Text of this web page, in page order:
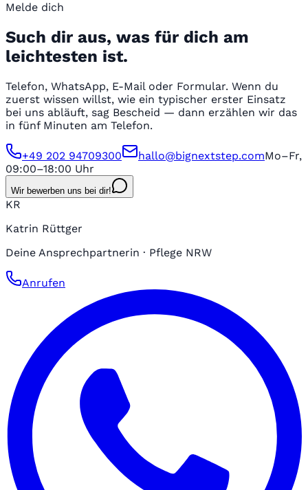
Melde dich
Such dir aus, was für dich am
leichtesten ist.
Telefon, WhatsApp, E-Mail oder Formular. Wenn du
zuerst wissen willst, wie ein typischer erster Einsatz
bei uns abläuft, sag Bescheid — dann erzählen wir das
in fünf Minuten am Telefon.
+49 202 94709300 hallo@bignextstep.comMo–Fr,
09:00–18:00 Uhr
Wir bewerben uns bei dir!
KR
Katrin Rüttger
Deine Ansprechpartnerin · Pflege NRW
Anrufen